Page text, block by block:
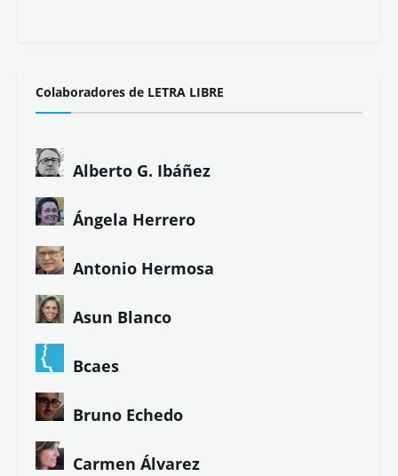
Colaboradores de LETRA LIBRE
Alberto G. Ibáñez
Ángela Herrero
Antonio Hermosa
Asun Blanco
Bcaes
Bruno Echedo
Carmen Álvarez